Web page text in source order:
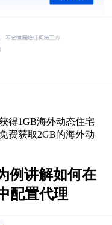
得1GB海外动态住宅
费获取2GB的海外动
例讲解如何在
配置代理